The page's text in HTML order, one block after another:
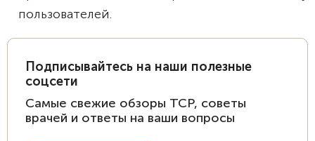
пользователей.
Подписывайтесь на наши полезные
соцсети
Самые свежие обзоры ТСР, советы
врачей и ответы на ваши вопросы